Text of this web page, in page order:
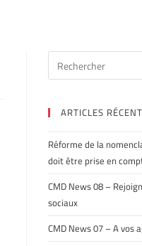
ARTICLES
Réforme de la
doit être prise en
CMD News 08 –
sociaux
CMD News 07 – A vos